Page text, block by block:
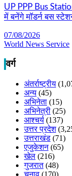
UP PPP Bus
में बनेंगे मॉडर्न बस
07/08/2026
World News Service
वर्ग
अंतर्राष्ट्रीय
अन्य (45)
अभिनेता (15)
अभिनेत्री (25)
आश्चर्य (137)
उत्तर प्रदेश
उत्तराखंड (71)
एजुकेशन(65)
खेल (216)
गुजरात(48)
चुनाव (170)